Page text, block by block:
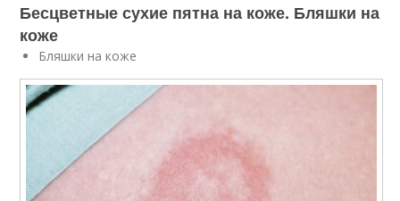
Бесцветные сухие пятна на коже. Бляшки на
коже
Бляшки на коже